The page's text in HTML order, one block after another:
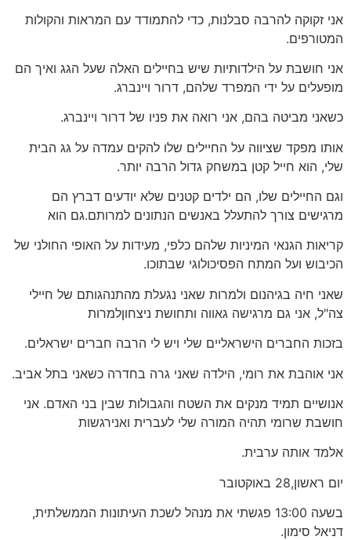
אני זקוקה להרבה סבלנות, כדי להתמודד עם המראות והקולות
המטורפים.
אני חושבת על הילדותיות שיש בחיילים האלה שעל הגג ואיך הם
מופעלים על ידי המפרד שלהם, דרור ויינברג.
כשאני מביטה בהם, אני רואה את פניו של דרור ויינברג.
אותו מפקד שציווה על החיילים שלו להקים עמדה על גג הבית
שלי, הוא חייל קטן במשחק גדול הרבה יותר.
וגם החיילים שלו, הם ילדים קטנים שלא יודעים דברץ הם
מרגישים צורך להתעלל באנשים הנתונים למרותם.גם הוא
קריאות הגנאי המיניות שלהם כלפי, מעידות על האופי החולני של
הכיבוש ועל המתח הפסיכולוגי שבתוכו.
שאני חיה בגיהנום ולמרות שאני נגעלת מהתנהגותם של חיילי
צה"ל, אני גם מרגישה גאווה ותחושת ניצחוןלמרות
בזכות החברים הישראליים שלי ויש לי הרבה חברים ישראלים.
אני אוהבת את רומי, הילדה שאני גרה בחדרה כשאני בתל אביב.
אנושיים תמיד מנקים את השטח והגבולות שבין בני האדם. אני
חושבת שרומי תהיה המורה שלי לעברית ואנירגשות
אלמד אותה ערבית.
יום ראשון,28 באוקטובר
בשעה 13:00 פגשתי את מנהל לשכת העיתונות הממשלתית,
דניאל סימון.